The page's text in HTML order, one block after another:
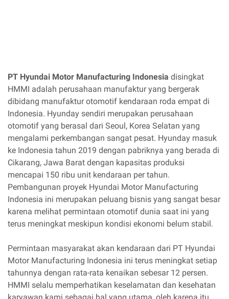
PT Hyundai Motor Manufacturing Indonesia disingkat
HMMI adalah perusahaan manufaktur yang bergerak
dibidang manufaktur otomotif kendaraan roda empat di
Indonesia. Hyunday sendiri merupakan perusahaan
otomotif yang berasal dari Seoul, Korea Selatan yang
mengalami perkembangan sangat pesat. Hyunday masuk
ke Indonesia tahun 2019 dengan pabriknya yang berada di
Cikarang, Jawa Barat dengan kapasitas produksi
mencapai 150 ribu unit kendaraan per tahun.
Pembangunan proyek Hyundai Motor Manufacturing
Indonesia ini merupakan peluang bisnis yang sangat besar
karena melihat permintaan otomotif dunia saat ini yang
terus meningkat meskipun kondisi ekonomi belum stabil.
Permintaan masyarakat akan kendaraan dari PT Hyundai
Motor Manufacturing Indonesia ini terus meningkat setiap
tahunnya dengan rata-rata kenaikan sebesar 12 persen.
HMMI selalu memperhatikan keselamatan dan kesehatan